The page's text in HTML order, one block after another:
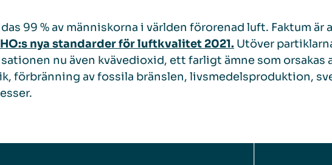
99 % av människorna i världen förorenad luft. Faktum är
nya standarder för luftkvalitet 2021. Utöver
nu även kvävedioxid, ett farligt ämne som orsakas
förbränning av fossila bränslen, livsmedelsproduktion,